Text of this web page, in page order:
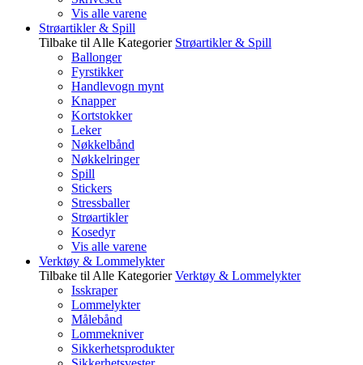
Vis alle varene
Strøartikler & Spill
Tilbake til Alle Kategorier Strøartikler & Spill
Ballonger
Fyrstikker
Handlevogn mynt
Knapper
Kortstokker
Leker
Nøkkelbånd
Nøkkelringer
Spill
Stickers
Stressballer
Strøartikler
Kosedyr
Vis alle varene
Verktøy & Lommelykter
Tilbake til Alle Kategorier Verktøy & Lommelykter
Isskraper
Lommelykter
Målebånd
Lommekniver
Sikkerhetsprodukter